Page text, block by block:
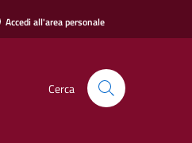
Accedi all'area personale
Cerca